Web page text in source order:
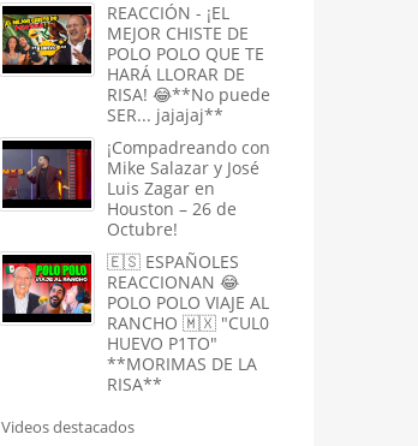
REACCIÓN - ¡EL
MEJOR CHISTE DE
POLO POLO QUE TE
HARÁ LLORAR DE
RISA! 😂**No puede
SER... jajajaj**
¡Compadreando con
Mike Salazar y José
Luis Zagar en
Houston – 26 de
Octubre!
🇪🇸 ESPAÑOLES
REACCIONAN 😂
POLO POLO VIAJE AL
RANCHO 🇲🇽 "CUL0
HUEVO P1TO"
**MORIMAS DE LA
RISA**
Videos destacados